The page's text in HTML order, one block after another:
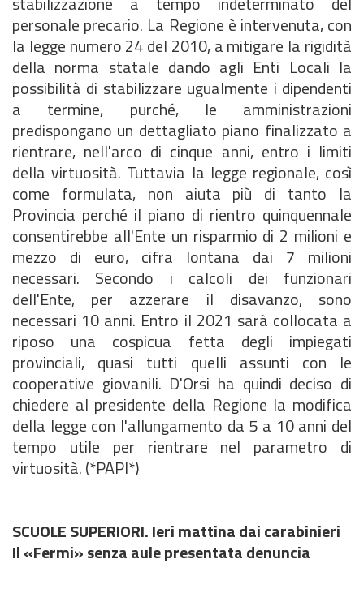
personale precario. La Regione è intervenuta, con
la legge numero 24 del 2010, a mitigare la rigidità
della norma statale dando agli Enti Locali la
possibilità di stabilizzare ugualmente i dipendenti
a termine, purché, le amministrazioni
predispongano un dettagliato piano finalizzato a
rientrare, nell'arco di cinque anni, entro i limiti
della virtuosità. Tuttavia la legge regionale, così
come formulata, non aiuta più di tanto la
Provincia perché il piano di rientro quinquennale
consentirebbe all'Ente un risparmio di 2 milioni e
mezzo di euro, cifra lontana dai 7 milioni
necessari. Secondo i calcoli dei funzionari
dell'Ente, per azzerare il disavanzo, sono
necessari 10 anni. Entro il 2021 sarà collocata a
riposo una cospicua fetta degli impiegati
provinciali, quasi tutti quelli assunti con le
cooperative giovanili. D'Orsi ha quindi deciso di
chiedere al presidente della Regione la modifica
della legge con l'allungamento da 5 a 10 anni del
tempo utile per rientrare nel parametro di
virtuosità. (*PAPI*)
SCUOLE SUPERIORI. Ieri mattina dai carabinieri
Il «Fermi» senza aule presentata denuncia